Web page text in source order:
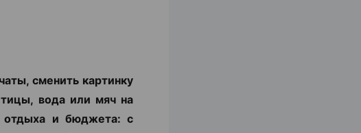
сменить картинку
вода или мяч на
отдыха и бюджета: с